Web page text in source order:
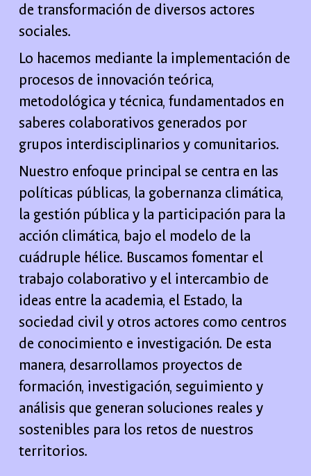
de transformación de diversos actores
sociales.
Lo hacemos mediante la implementación de
procesos de innovación teórica,
metodológica y técnica, fundamentados en
saberes colaborativos generados por
grupos interdisciplinarios y comunitarios.
Nuestro enfoque principal se centra en las
políticas públicas, la gobernanza climática,
la gestión pública y la participación para la
acción climática, bajo el modelo de la
cuádruple hélice. Buscamos fomentar el
trabajo colaborativo y el intercambio de
ideas entre la academia, el Estado, la
sociedad civil y otros actores como centros
de conocimiento e investigación. De esta
manera, desarrollamos proyectos de
formación, investigación, seguimiento y
análisis que generan soluciones reales y
sostenibles para los retos de nuestros
territorios.